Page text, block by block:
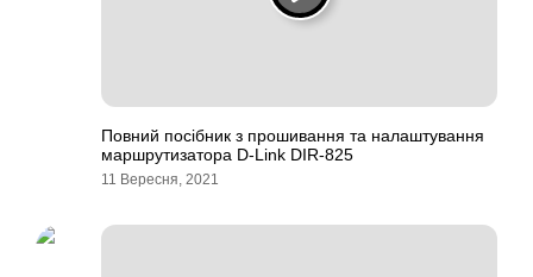
Повний посібник з прошивання та налаштування
маршрутизатора D-Link DIR-825
11 Вересня, 2021